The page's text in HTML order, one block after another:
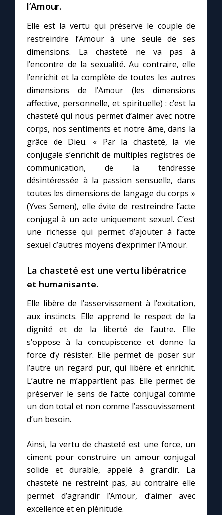
l’Amour.
Elle est la vertu qui préserve le couple de
restreindre l’Amour à une seule de ses
dimensions. La chasteté ne va pas à
l’encontre de la sexualité. Au contraire, elle
l’enrichit et la complète de toutes les autres
dimensions de l’Amour (les dimensions
affective, personnelle, et spirituelle) : c’est la
chasteté qui nous permet d’aimer avec notre
corps, nos sentiments et notre âme, dans la
grâce de Dieu. « Par la chasteté, la vie
conjugale s’enrichit de multiples registres de
communication, de la tendresse
désintéressée à la passion sensuelle, dans
toutes les dimensions de langage du corps »
(Yves Semen), elle évite de restreindre l’acte
conjugal à un acte uniquement sexuel. C’est
une richesse qui permet d’ajouter à l’acte
sexuel d’autres moyens d’exprimer l’Amour.
La chasteté est une vertu libératrice
et humanisante.
Elle libère de l’asservissement à l’excitation,
aux instincts. Elle apprend le respect de la
dignité et de la liberté de l’autre. Elle
s’oppose à la concupiscence et donne la
force d’y résister. Elle permet de poser sur
l’autre un regard pur, qui libère et enrichit.
L’autre ne m’appartient pas. Elle permet de
préserver le sens de l’acte conjugal comme
un don total et non comme l’assouvissement
d’un besoin.
Ainsi, la vertu de chasteté est une force, un
ciment pour construire un amour conjugal
solide et durable, appelé à grandir. La
chasteté ne restreint pas, au contraire elle
permet d’agrandir l’Amour, d’aimer avec
excellence et en plénitude.